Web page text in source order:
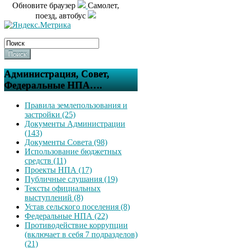
Обновите браузер
Самолет,
поезд, автобус
Поиск
Администрация, Совет,
Федеральные НПА….
Правила землепользования и
застройки (25)
Документы Администрации
(143)
Документы Совета (98)
Использование бюджетных
средств (11)
Проекты НПА (17)
Публичные слушания (19)
Тексты официальных
выступлений (8)
Устав сельского поселения (8)
Федеральные НПА (22)
Противодействие коррупции
(включает в себя 7 подразделов)
(21)